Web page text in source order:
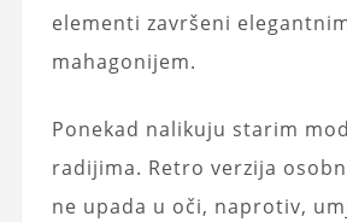
elementi završeni
mahagonijem.
Ponekad nalikuju starim
radijima. Retro verzija
ne upada u oči, naprotiv,